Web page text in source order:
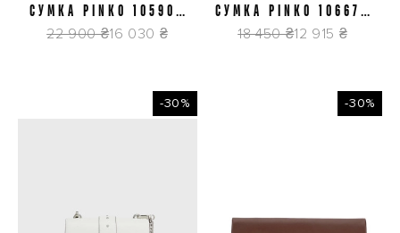
СУМКА PINKO 105906
A0QO Z14Q
22 900 ₴16 030 ₴
СУМКА PINKO 106676
A2JG Z99O
18 450 ₴12 915 ₴
-30% -30%